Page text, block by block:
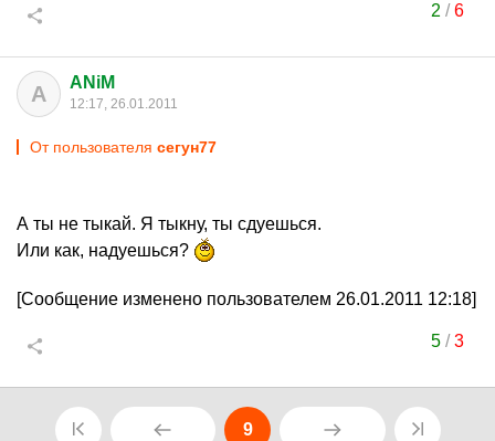
2/ 6
A ANiM
12:17, 26.01.2011
От пользователя сегун77
А ты не тыкай. Я тыкну, ты сдуешься.
Или как, надуешься?
[Сообщение изменено пользователем 26.01.2011 12:18]
5/ 3
9